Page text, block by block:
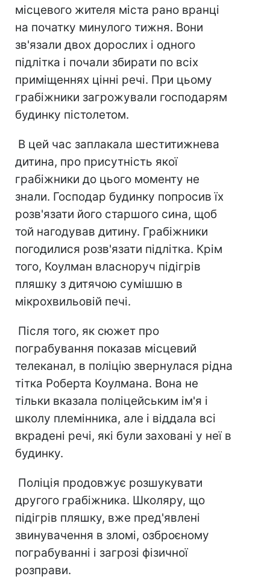
місцевого жителя міста рано вранці
на початку минулого тижня. Вони
зв'язали двох дорослих і одного
підлітка і почали збирати по всіх
приміщеннях цінні речі. При цьому
грабіжники загрожували господарям
будинку пістолетом.
В цей час заплакала шеститижнева
дитина, про присутність якої
грабіжники до цього моменту не
знали. Господар будинку попросив їх
розв'язати його старшого сина, щоб
той нагодував дитину. Грабіжники
погодилися розв'язати підлітка. Крім
того, Коулман власноруч підігрів
пляшку з дитячою сумішшю в
мікрохвильовій печі.
Після того, як сюжет про
пограбування показав місцевий
телеканал, в поліцію звернулася рідна
тітка Роберта Коулмана. Вона не
тільки вказала поліцейським ім'я і
школу племінника, але і віддала всі
вкрадені речі, які були заховані у неї в
будинку.
Поліція продовжує розшукувати
другого грабіжника. Школяру, що
підігрів пляшку, вже пред'явлені
звинувачення в зломі, озброєному
пограбуванні і загрозі фізичної
розправи.